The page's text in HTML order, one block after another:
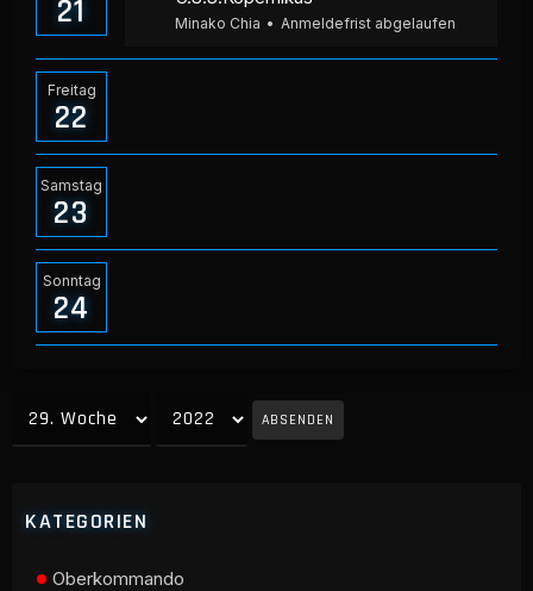
21 Minako Chia Anmeldefrist abgelaufen
Freitag
22
Samstag
23
Sonntag
24
ABSENDEN
KATEGORIEN
Oberkommando